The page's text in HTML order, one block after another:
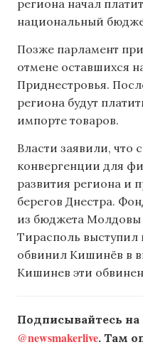
региона начал
национальный
Позже парламент
отмене оставшихся
Приднестровья.
региона будут
импорте товаров.
Власти заявили, что
конвергенции для
развития региона и
берегов Днестра.
из бюджета Молдовы
Тирасполь
обвинил Кишинёв в
Кишинев эти
Подписывайтесь
@newsmakerlive. Там